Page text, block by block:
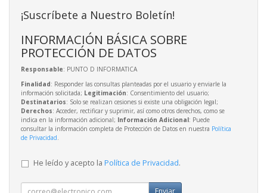
¡Suscríbete a Nuestro Boletín!
INFORMACIÓN BÁSICA SOBRE
PROTECCIÓN DE DATOS
Responsable: PUNTO D INFORMATICA
Finalidad: Responder las consultas planteadas por el usuario y enviarle la
información solicitada; Legitimación: Consentimiento del usuario;
Destinatarios: Solo se realizan cesiones si existe una obligación legal;
Derechos: Acceder, rectificar y suprimir, así como otros derechos, como se
indica en la información adicional; Información Adicional: Puede
consultar la información completa de Protección de Datos en nuestra Política
de Privacidad.
He leído y acepto la Política de Privacidad.
Enviar